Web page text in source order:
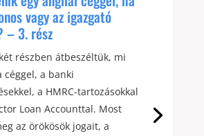
vagy az igazgató
– 3. rész
részben átbeszéltük, mi
céggel, a banki
a HMRC-tartozásokkal
Loan Accounttal. Most
az örökösök jogait, a